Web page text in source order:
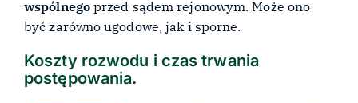
wspólnegoprzed sądem rejonowym. Może ono
być zarówno ugodowe, jak i sporne.
Koszty rozwodu i czas trwania
postępowania.